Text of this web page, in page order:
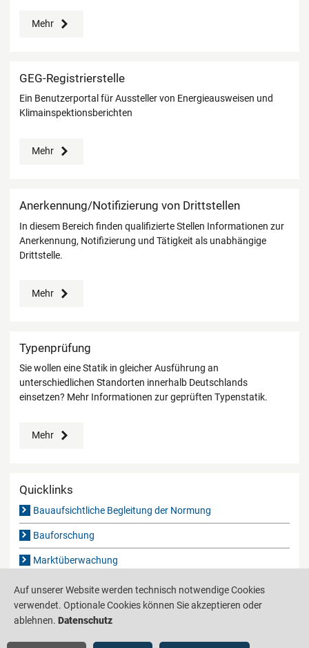
Mehr
GEG-Registrierstelle
Ein Benutzerportal für Aussteller von Energieausweisen und
Klimainspektionsberichten
Mehr
Anerkennung/Notifizierung von Drittstellen
In diesem Bereich finden qualifizierte Stellen Informationen zur
Anerkennung, Notifizierung und Tätigkeit als unabhängige
Drittstelle.
Mehr
Typenprüfung
Sie wollen eine Statik in gleicher Ausführung an
unterschiedlichen Standorten innerhalb Deutschlands
einsetzen? Mehr Informationen zur geprüften Typenstatik.
Mehr
Quicklinks
Bauaufsichtliche Begleitung der Normung
Bauforschung
Marktüberwachung
Schutz vor Radioaktivität in Bauprodukten
Auf unserer Website werden technisch notwendige Cookies
verwendet. Optionale Cookies können Sie akzeptieren oder
ablehnen. Datenschutz